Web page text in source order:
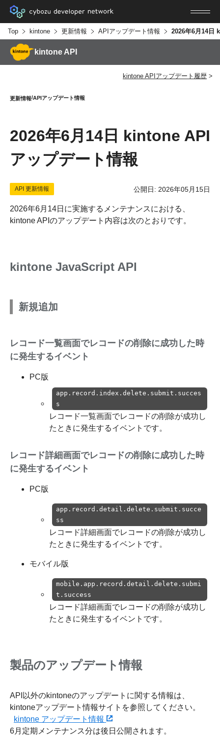
Top kintone 更新情報 APIアップデート情報
kintone API
kintone APIアップデート履歴
更新情報 APIアップデート情報
2026年6月14日 kintone API
アップデート情報
API 更新情報 公開日: 2026年05月15日
2026年6月14日に実施するメンテナンスにおける、
kintone APIのアップデート内容は次のとおりです。
kintone JavaScript API
新規追加
レコード一覧画面でレコードの削除に成功した時
に発生するイベント
PC版
app.record.index.delete.submit.succes
s
レコード一覧画面でレコードの削除が成功し
たときに発生するイベントです。
レコード詳細画面でレコードの削除に成功した時
に発生するイベント
PC版
app.record.detail.delete.submit.succe
ss
レコード詳細画面でレコードの削除が成功し
たときに発生するイベントです。
モバイル版
mobile.app.record.detail.delete.submi
t.success
レコード詳細画面でレコードの削除が成功し
たときに発生するイベントです。
製品のアップデート情報
API以外のkintoneのアップデートに関する情報は、
kintoneアップデート情報サイトを参照してください。
kintone アップデート情報
6月定期メンテナンス分は後日公開されます。